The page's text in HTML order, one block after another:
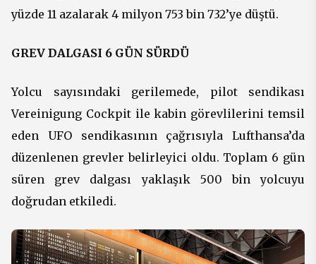
yüzde 11 azalarak 4 milyon 753 bin 732’ye düştü.
GREV DALGASI 6 GÜN SÜRDÜ
Yolcu sayısındaki gerilemede, pilot sendikası
Vereinigung Cockpit ile kabin görevlilerini temsil
eden UFO sendikasının çağrısıyla Lufthansa’da
düzenlenen grevler belirleyici oldu. Toplam 6 gün
süren grev dalgası yaklaşık 500 bin yolcuyu
doğrudan etkiledi.